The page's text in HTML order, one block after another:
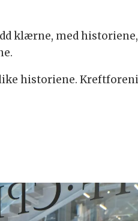
klærne, med
historiene.